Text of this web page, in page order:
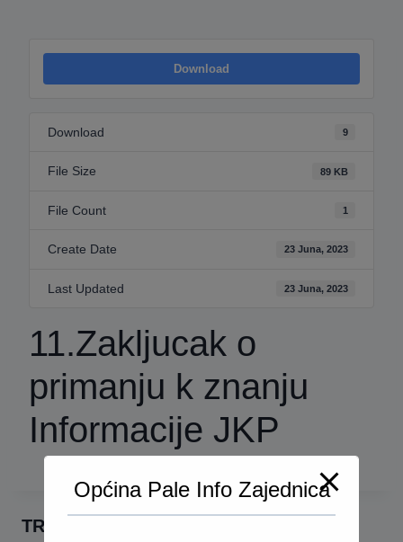
Download
Download 9
File Size 89 KB
File Count 1
Create Date 23 Juna, 2023
Last Updated 23 Juna, 2023
11.Zakljucak o
primanju k znanju
Informacije JKP
TRAŽI
Općina Pale Info Zajednica